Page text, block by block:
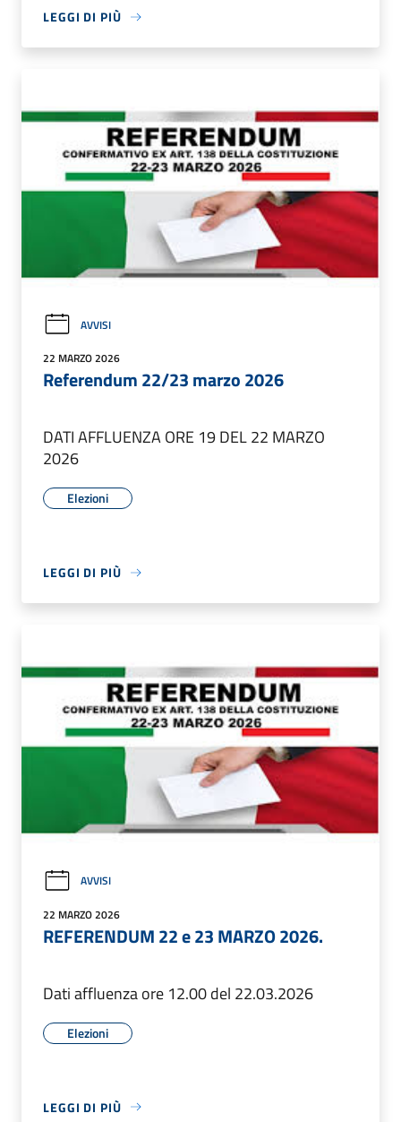
LEGGI DI PIÙ
AVVISI
22 MARZO 2026
Referendum 22/23 marzo 2026
DATI AFFLUENZA ORE 19 DEL 22 MARZO
2026
Elezioni
LEGGI DI PIÙ
AVVISI
22 MARZO 2026
REFERENDUM 22 e 23 MARZO 2026.
Dati affluenza ore 12.00 del 22.03.2026
Elezioni
LEGGI DI PIÙ